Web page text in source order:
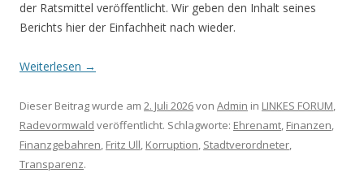
der Ratsmittel veröffentlicht. Wir geben den Inhalt seines
Berichts hier der Einfachheit nach wieder.
Weiterlesen →
Dieser Beitrag wurde am 2. Juli 2026von Admin in LINKES FORUM,
Radevormwald veröffentlicht. Schlagworte: Ehrenamt, Finanzen,
Finanzgebahren, Fritz Ull, Korruption, Stadtverordneter,
Transparenz.